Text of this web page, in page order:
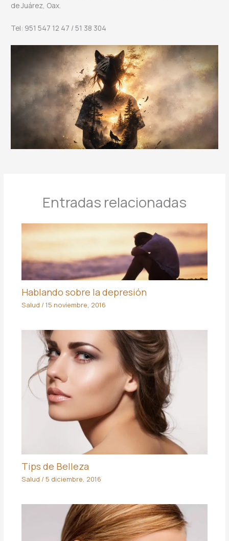
de Juárez, Oax.
Tel: 951 547 12 47 / 51 38 304
Entradas relacionadas
Hablando sobre la depresión
Salud / 15 noviembre, 2016
Tips de Belleza
Salud / 5 diciembre, 2016